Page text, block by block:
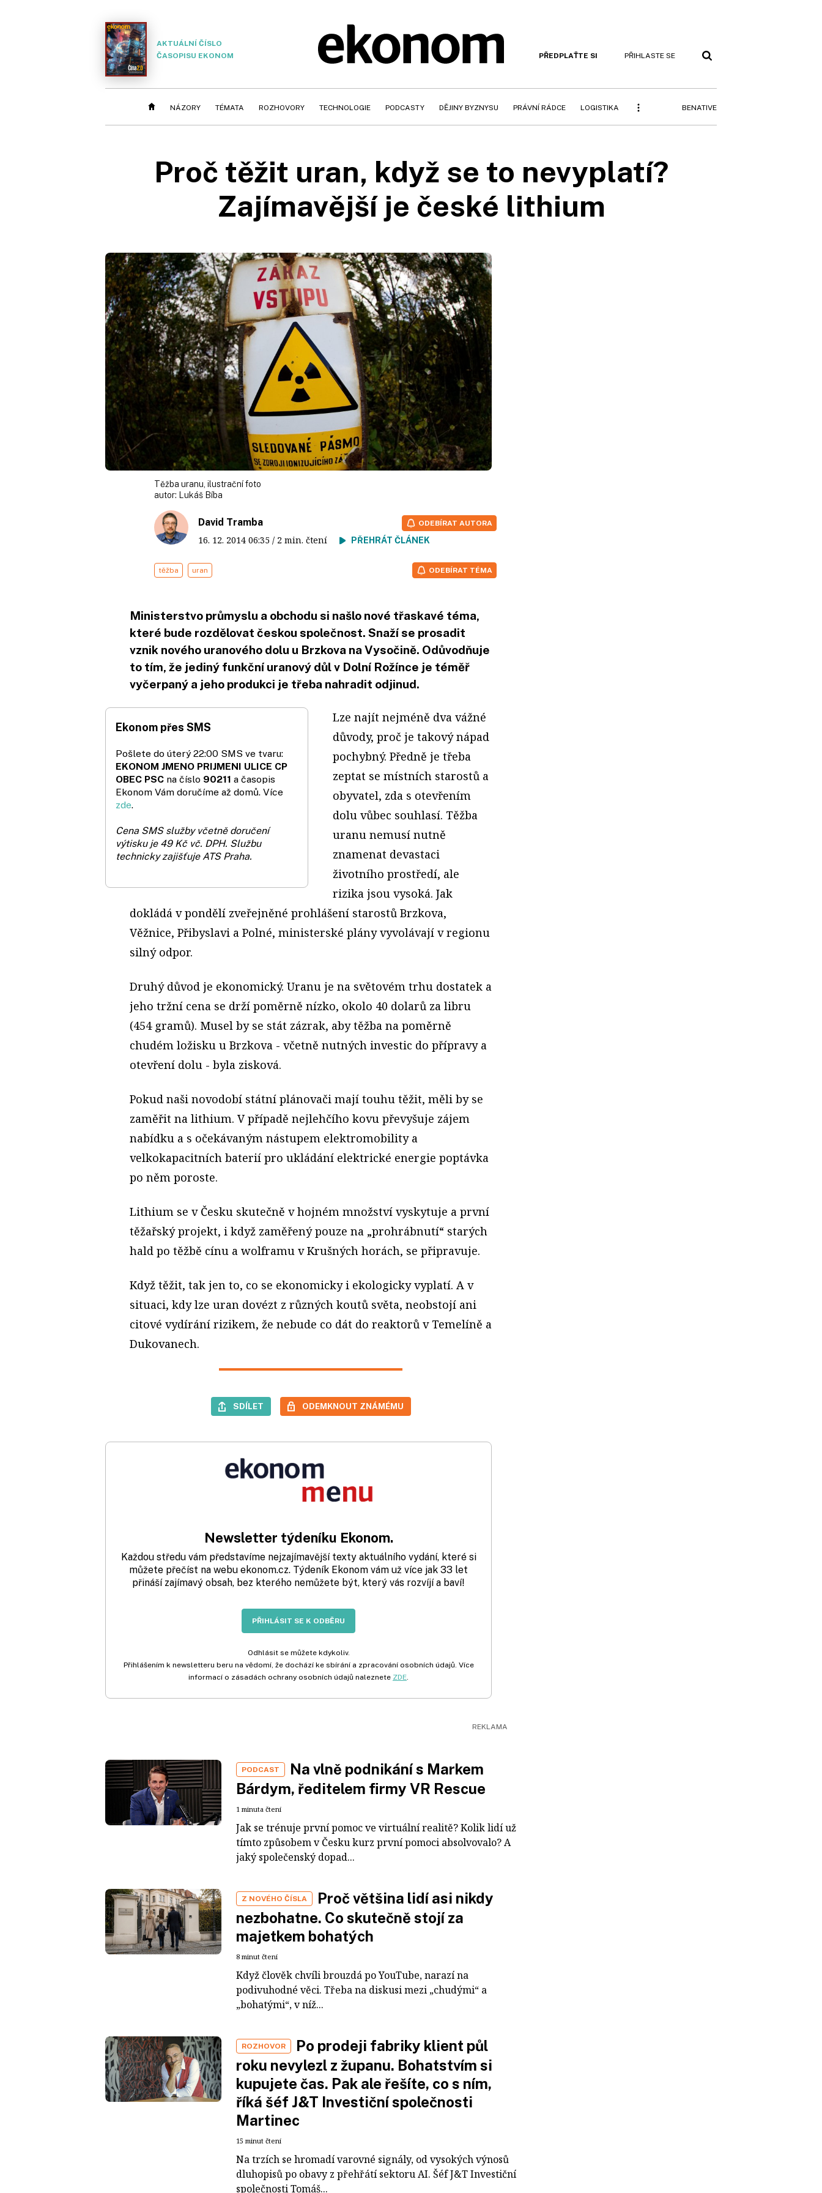
AKTUÁLNÍ ČÍSLO
ČASOPISU EKONOM
PŘEDPLAŤTE SI PŘIHLASTE SE
NÁZORY TÉMATA ROZHOVORY TECHNOLOGIE PODCASTY DĚJINY BYZNYSU PRÁVNÍ RÁDCE LOGISTIKA BENATIVE
Proč těžit uran, když se to nevyplatí?
Zajímavější je české lithium
Těžba uranu, ilustrační foto
autor: Lukáš Bíba
David Tramba
16. 12. 2014 06:35 / 2 min. čtení PŘEHRÁT ČLÁNEK
ODEBÍRAT AUTORA
těžba uran ODEBÍRAT TÉMA
Ministerstvo průmyslu a obchodu si našlo nové třaskavé téma,
které bude rozdělovat českou společnost. Snaží se prosadit
vznik nového uranového dolu u Brzkova na Vysočině. Odůvodňuje
to tím, že jediný funkční uranový důl v Dolní Rožínce je téměř
vyčerpaný a jeho produkci je třeba nahradit odjinud.
Ekonom přes SMS
Pošlete do úterý 22:00 SMS ve tvaru:
EKONOM JMENO PRIJMENI ULICE CP
OBEC PSC na číslo 90211 a časopis
Ekonom Vám doručíme až domů. Více
zde.
Cena SMS služby včetně doručení
výtisku je 49 Kč vč. DPH. Službu
technicky zajišťuje ATS Praha.
Lze najít nejméně dva vážné
důvody, proč je takový nápad
pochybný. Předně je třeba
zeptat se místních starostů a
obyvatel, zda s otevřením
dolu vůbec souhlasí. Těžba
uranu nemusí nutně
znamenat devastaci
životního prostředí, ale
rizika jsou vysoká. Jak
dokládá v pondělí zveřejněné prohlášení starostů Brzkova,
Věžnice, Přibyslavi a Polné, ministerské plány vyvolávají v regionu
silný odpor.
Druhý důvod je ekonomický. Uranu je na světovém trhu dostatek a
jeho tržní cena se drží poměrně nízko, okolo 40 dolarů za libru
(454 gramů). Musel by se stát zázrak, aby těžba na poměrně
chudém ložisku u Brzkova - včetně nutných investic do přípravy a
otevření dolu - byla zisková.
Pokud naši novodobí státní plánovači mají touhu těžit, měli by se
zaměřit na lithium. V případě nejlehčího kovu převyšuje zájem
nabídku a s očekávaným nástupem elektromobility a
velkokapacitních baterií pro ukládání elektrické energie poptávka
po něm poroste.
Lithium se v Česku skutečně v hojném množství vyskytuje a první
těžařský projekt, i když zaměřený pouze na „prohrábnutí“ starých
hald po těžbě cínu a wolframu v Krušných horách, se připravuje.
Když těžit, tak jen to, co se ekonomicky i ekologicky vyplatí. A v
situaci, kdy lze uran dovézt z různých koutů světa, neobstojí ani
citové vydírání rizikem, že nebude co dát do reaktorů v Temelíně a
Dukovanech.
SDÍLET ODEMKNOUT ZNÁMÉMU
Newsletter týdeníku Ekonom.
Každou středu vám představíme nejzajímavější texty aktuálního vydání, které si
můžete přečíst na webu ekonom.cz. Týdeník Ekonom vám už více jak 33 let
přináší zajímavý obsah, bez kterého nemůžete být, který vás rozvíjí a baví!
PŘIHLÁSIT SE K ODBĚRU
Odhlásit se můžete kdykoliv.
Přihlášením k newsletteru beru na vědomí, že dochází ke sbírání a zpracování osobních údajů. Více
informací o zásadách ochrany osobních údajů naleznete ZDE
PODCAST
Na vlně podnikání s Markem
Bárdym, ředitelem firmy VR Rescue
1 minuta čtení
Jak se trénuje první pomoc ve virtuální realitě? Kolik lidí už
tímto způsobem v Česku kurz první pomoci absolvovalo? A
jaký společenský dopad...
Z NOVÉHO ČÍSLA
Proč většina lidí asi nikdy
nezbohatne. Co skutečně stojí za
majetkem bohatých
8 minut čtení
Když člověk chvíli brouzdá po YouTube, narazí na
podivuhodné věci. Třeba na diskusi mezi „chudými“ a
„bohatými“, v níž...
ROZHOVOR
Po prodeji fabriky klient půl
roku nevylezl z županu. Bohatstvím si
kupujete čas. Pak ale řešíte, co s ním,
říká šéf J&T Investiční společnosti
Martinec
15 minut čtení
Na trzích se hromadí varovné signály, od vysokých výnosů
dluhopisů po obavy z přehřátí sektoru AI. Šéf J&T Investiční
společnosti Tomáš...